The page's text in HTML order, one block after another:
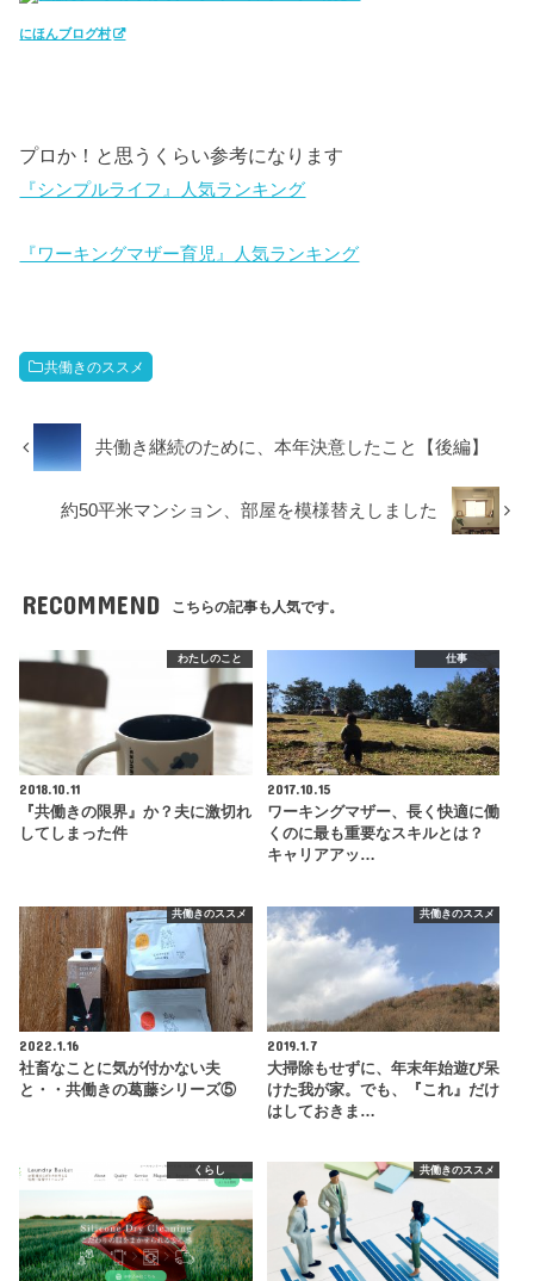
にほんブログ村
プロか！と思うくらい参考になります
『シンプルライフ』人気ランキング
『ワーキングマザー育児』人気ランキング
共働きのススメ
共働き継続のために、本年決意したこと【後編】
約50平米マンション、部屋を模様替えしました
RECOMMEND こちらの記事も人気です。
わたしのこと
2018.10.11
『共働きの限界』か？夫に激切れ
してしまった件
仕事
2017.10.15
ワーキングマザー、長く快適に働
くのに最も重要なスキルとは？
キャリアアッ…
共働きのススメ
2022.1.16
社畜なことに気が付かない夫
と・・共働きの葛藤シリーズ⑤
共働きのススメ
2019.1.7
大掃除もせずに、年末年始遊び呆
けた我が家。でも、『これ』だけ
はしておきま…
くらし 共働きのススメ